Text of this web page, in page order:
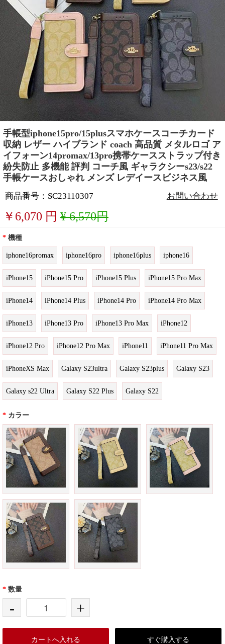
手帳型iphone15pro/15plusスマホケースコーチカード
収納 レザー ハイブランド coach 高品質 メタルロゴ ア
イフォーン14promax/13pro携帯ケースストラップ付き
紛失防止 多機能 評判 コーチ風 ギャラクシーs23/s22
手帳ケースおしゃれ メンズ レデイースビジネス風
商品番号：SC23110307 お問い合わせ
￥ 6,070 円 ¥ 6,570円
* 機種
iphone16promax iphone16pro iphone16plus iphone16
iPhone15 iPhone15 Pro iPhone15 Plus iPhone15 Pro Max
iPhone14 iPhone14 Plus iPhone14 Pro iPhone14 Pro Max
iPhone13 iPhone13 Pro iPhone13 Pro Max iPhone12
iPhone12 Pro iPhone12 Pro Max iPhone11 iPhone11 Pro Max
iPhoneXS Max Galaxy S23ultra Galaxy S23plus Galaxy S23
Galaxy s22 Ultra Galaxy S22 Plus Galaxy S22
* カラー
* 数量
- +
カートへ入れる すぐ購入する